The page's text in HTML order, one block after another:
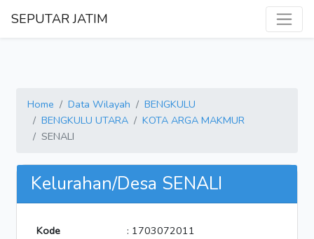
SEPUTAR JATIM
Home Data Wilayah
BENGKULU
BENGKULU UTARA
KOTA ARGA MAKMUR
SENALI
Kelurahan/Desa SENALI
Kode
: 1703072011